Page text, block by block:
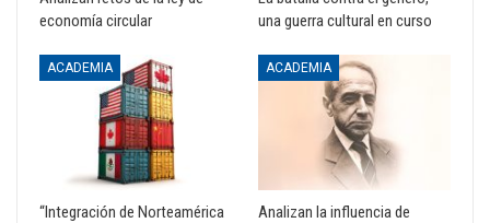
economía circular
una guerra cultural en curso
ACADEMIA
“Integración de Norteamérica
ACADEMIA
Analizan la influencia de